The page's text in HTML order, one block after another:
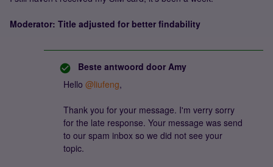
Moderator: Title adjusted for better findability
Beste antwoord door Amy
Hello ​ @liufeng,
Thank you for your message. I'm verry sorry
for the late response. Your message was send
to our spam inbox so we did not see your
topic.